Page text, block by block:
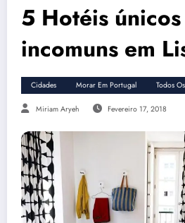
5 Hotéis
incomuns em
Cidades Morar Em Portugal Todos
Miriam Aryeh Fevereiro 17, 2018